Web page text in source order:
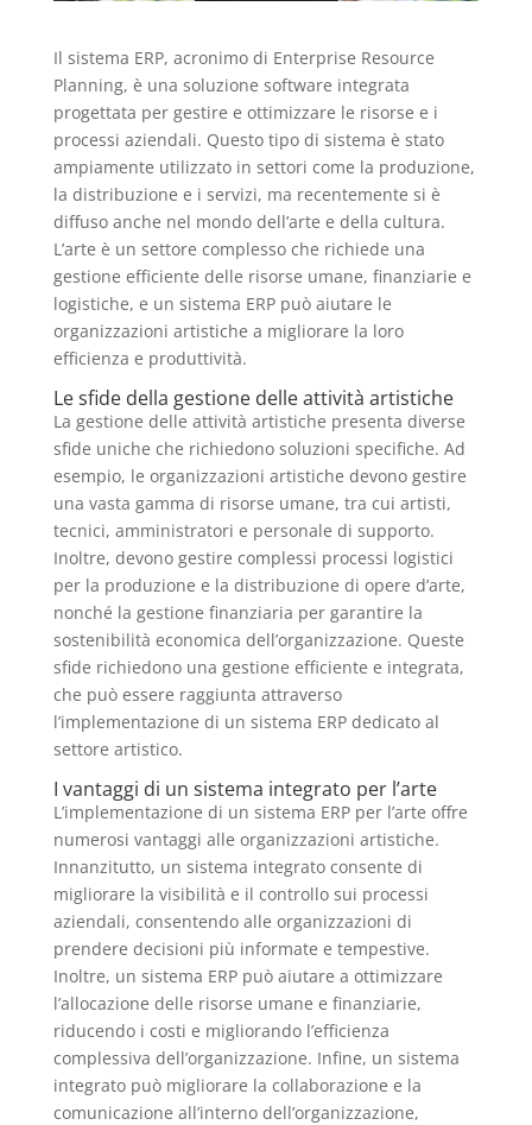
Il sistema ERP, acronimo di Enterprise Resource
Planning, è una soluzione software integrata
progettata per gestire e ottimizzare le risorse e i
processi aziendali. Questo tipo di sistema è stato
ampiamente utilizzato in settori come la produzione,
la distribuzione e i servizi, ma recentemente si è
diffuso anche nel mondo dell’arte e della cultura.
L’arte è un settore complesso che richiede una
gestione efficiente delle risorse umane, finanziarie e
logistiche, e un sistema ERP può aiutare le
organizzazioni artistiche a migliorare la loro
efficienza e produttività.
Le sfide della gestione delle attività artistiche
La gestione delle attività artistiche presenta diverse
sfide uniche che richiedono soluzioni specifiche. Ad
esempio, le organizzazioni artistiche devono gestire
una vasta gamma di risorse umane, tra cui artisti,
tecnici, amministratori e personale di supporto.
Inoltre, devono gestire complessi processi logistici
per la produzione e la distribuzione di opere d’arte,
nonché la gestione finanziaria per garantire la
sostenibilità economica dell’organizzazione. Queste
sfide richiedono una gestione efficiente e integrata,
che può essere raggiunta attraverso
l’implementazione di un sistema ERP dedicato al
settore artistico.
I vantaggi di un sistema integrato per l’arte
L’implementazione di un sistema ERP per l’arte offre
numerosi vantaggi alle organizzazioni artistiche.
Innanzitutto, un sistema integrato consente di
migliorare la visibilità e il controllo sui processi
aziendali, consentendo alle organizzazioni di
prendere decisioni più informate e tempestive.
Inoltre, un sistema ERP può aiutare a ottimizzare
l’allocazione delle risorse umane e finanziarie,
riducendo i costi e migliorando l’efficienza
complessiva dell’organizzazione. Infine, un sistema
integrato può migliorare la collaborazione e la
comunicazione all’interno dell’organizzazione,